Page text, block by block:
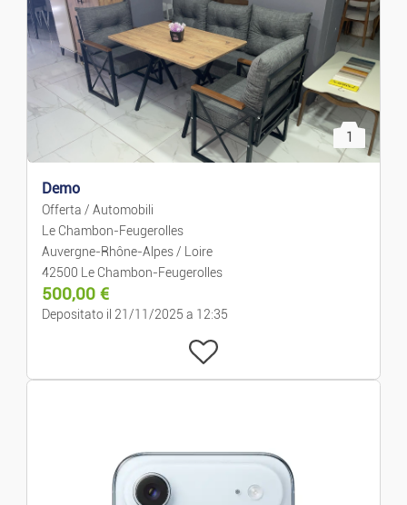
Orologi E Gioielli
Neonati E Bambini
Elettronica
Immagini E Suoni
Videogiochi
Telefonia
1
Demo
Offerta / Automobili
Le Chambon-Feugerolles
Auvergne-Rhône-Alpes / Loire
42500 Le Chambon-Feugerolles
500,00 €
Depositato il 21/11/2025 a 12:35